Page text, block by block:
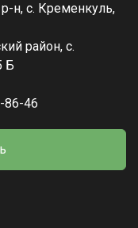
н, с. Кременкуль,
район, с.
Б
86-46